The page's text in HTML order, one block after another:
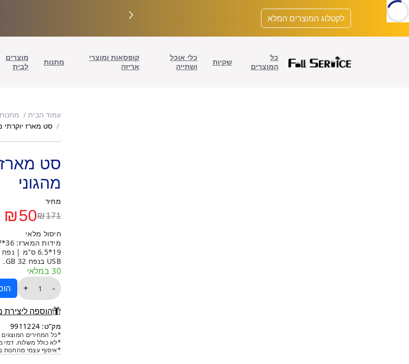
לתוכן
לקטלוג המוצרים המלא
כל
המוצרים
שקיות
כלי אוכל
ושתייה
קופסאות ומוצרי
אריזה
מתנות
מוצרים
לבית
עמוד הבית מתנות
סט מארז יוקרתי
סט מארז
מהגוני
מחיר
₪171
המחיר
המקורי
היה:
₪171.
₪50
המחיר
הנוכחי
הוא:
₪50.
חיסול מלאי
USB בנפח 32 GB.
30 במלאי
-
כמות
סט
מארז
יוקרתי
מתנה
לעובד
+
הוספה ליצירת
מק”ט: 9911224
*כל המחירים
*לא כולל משלוח. דמי
*איסוף עצמי מהחנות